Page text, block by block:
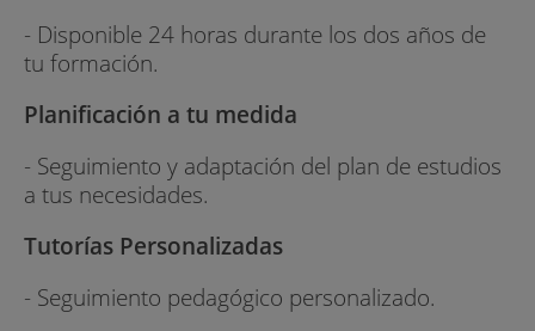
- Disponible 24 horas durante los dos años de
tu formación.
Planificación a tu medida
- Seguimiento y adaptación del plan de estudios
a tus necesidades.
Tutorías Personalizadas
- Seguimiento pedagógico personalizado.